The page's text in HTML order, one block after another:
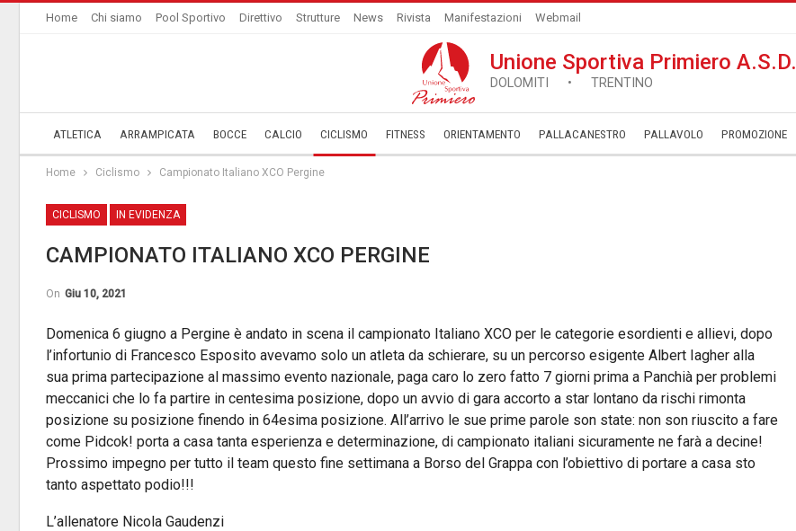
Home Chi siamo Pool Sportivo Direttivo Strutture News Rivista Manifestazioni Webmail
Unione Sportiva Primiero A.S.D.
DOLOMITI • TRENTINO
ATLETICA ARRAMPICATA BOCCE CALCIO CICLISMO FITNESS ORIENTAMENTO PALLACANESTRO PALLAVOLO ­PROMOZIONE
Home Ciclismo Campionato Italiano XCO Pergine
CICLISMO IN EVIDENZA
CAMPIONATO ITALIANO XCO PERGINE
On Giu 10, 2021
Domenica 6 giugno a Pergine è andato in scena il campionato Italiano XCO per le categorie esordienti e allievi, dopo
l’infortunio di Francesco Esposito avevamo solo un atleta da schierare, su un percorso esigente Albert Iagher alla
sua prima partecipazione al massimo evento nazionale, paga caro lo zero fatto 7 giorni prima a Panchià per problemi
meccanici che lo fa partire in centesima posizione, dopo un avvio di gara accorto a star lontano da rischi rimonta
posizione su posizione finendo in 64esima posizione. All’arrivo le sue prime parole son state: non son riuscito a fare
come Pidcok! porta a casa tanta esperienza e determinazione, di campionato italiani sicuramente ne farà a decine!
Prossimo impegno per tutto il team questo fine settimana a Borso del Grappa con l’obiettivo di portare a casa sto
tanto aspettato podio!!!
L’allenatore Nicola Gaudenzi